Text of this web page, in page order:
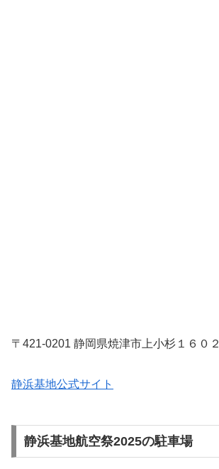
〒421-0201 静岡県焼津市上小杉１６０２
静浜基地公式サイト
静浜基地航空祭2025の駐車場